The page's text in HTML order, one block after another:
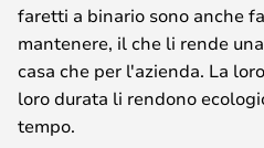
faretti a binario sono anche
mantenere, il che li rende
casa che per l'azienda. La
loro durata li rendono
tempo.